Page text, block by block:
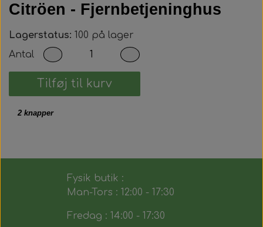
Citröen - Fjernbetjeninghus
Lagerstatus: 100 på lager
Antal
Tilføj til kurv
2 knapper
Fysik butik :
Man-Tors : 12:00 - 17:30
Fredag : 14:00 - 17:30